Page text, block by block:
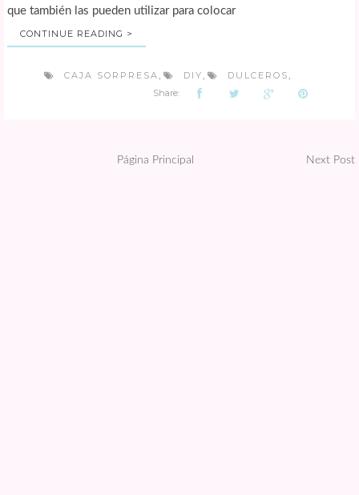
que también las pueden utilizar para colocar
CONTINUE READING >
CAJA SORPRESA DIY DULCEROS
Share:
Página Principal Next Post